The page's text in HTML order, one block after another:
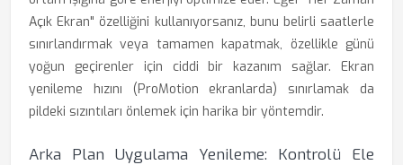
Açık Ekran" özelliğini kullanıyorsanız, bunu belirli saatlerle
sınırlandırmak veya tamamen kapatmak, özellikle günü
yoğun geçirenler için ciddi bir kazanım sağlar. Ekran
yenileme hızını (ProMotion ekranlarda) sınırlamak da
pildeki sızıntıları önlemek için harika bir yöntemdir.
Arka Plan Uygulama Yenileme: Kontrolü Ele